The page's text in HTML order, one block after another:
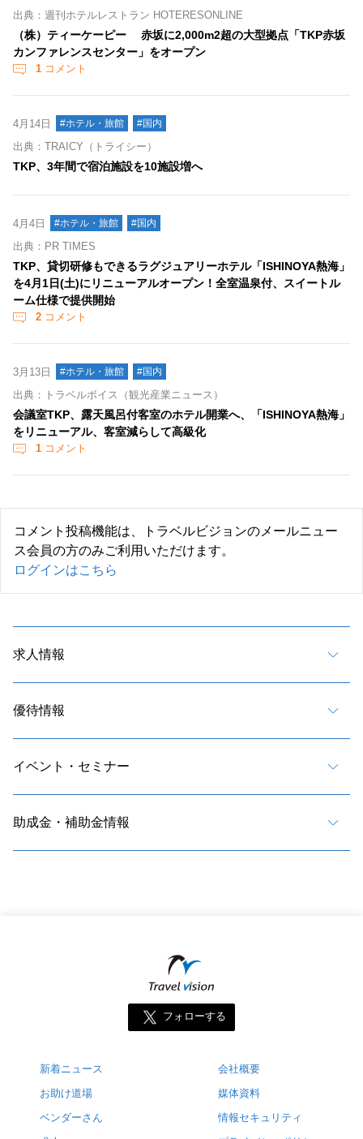
出典：週刊ホテルレストラン HOTERESONLINE
（株）ティーケーピー 赤坂に2,000m2超の大型拠点「TKP赤坂
カンファレンスセンター」をオープン
1 コメント
4月14日 #ホテル・旅館 #国内
出典：TRAICY（トライシー）
TKP、3年間で宿泊施設を10施設増へ
4月4日 #ホテル・旅館 #国内
出典：PR TIMES
TKP、貸切研修もできるラグジュアリーホテル「ISHINOYA熱海」
を4月1日(土)にリニューアルオープン！全室温泉付、スイートル
ーム仕様で提供開始
2 コメント
3月13日 #ホテル・旅館 #国内
出典：トラベルボイス（観光産業ニュース）
会議室TKP、露天風呂付客室のホテル開業へ、「ISHINOYA熱海」
をリニューアル、客室減らして高級化
1 コメント
コメント投稿機能は、トラベルビジョンのメールニュー
ス会員の方のみご利用いただけます。
ログインはこちら
求人情報
優待情報
イベント・セミナー
助成金・補助金情報
フォローする
新着ニュース
お助け道場
ベンダーさん
会社概要
媒体資料
情報セキュリティ